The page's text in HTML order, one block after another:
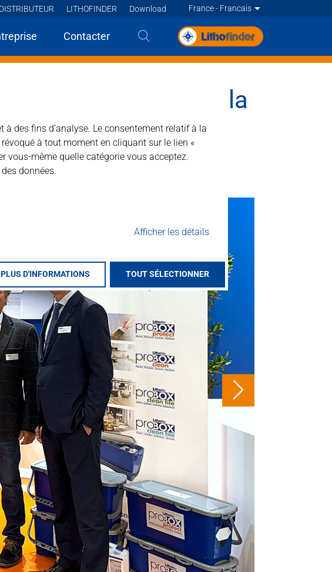
des fins d’analyse. Le consentement relatif à la
à tout moment en cliquant sur le lien «
vous-même quelle catégorie vous acceptez.
données.
Afficher les détails
PLUS D'INFORMATIONS TOUT SÉLECTIONNER
DISTRIBUTEUR LITHOFINDER Download
France - Francais
Deutsch
English
English
Deutsch
Deutsch Francais
Nederlands - BE
Contacter
du secteur international de la pierre naturelle
international de la